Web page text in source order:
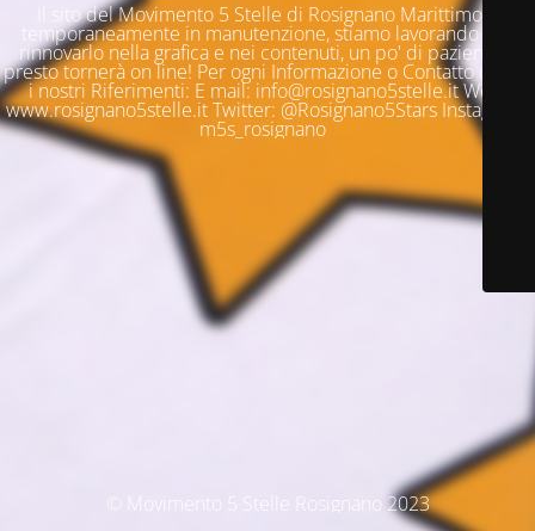
Il sito del Movimento 5 Stelle di Rosignano Marittimo è
temporaneamente in manutenzione, stiamo lavorando per
rinnovarlo nella grafica e nei contenuti, un po' di pazienza e
presto tornerà on line! Per ogni Informazione o Contatto questi
i nostri Riferimenti: E mail: info@rosignano5stelle.it Web:
www.rosignano5stelle.it Twitter: @Rosignano5Stars Instagram:
m5s_rosignano
© Movimento 5 Stelle Rosignano 2023